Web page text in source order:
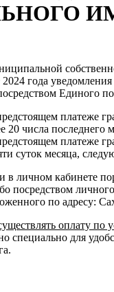
года
Единого
платеже
20 числа последнего
платеже
суток месяца,
в личном кабинете
посредством
по адресу:
оплату по
специально для